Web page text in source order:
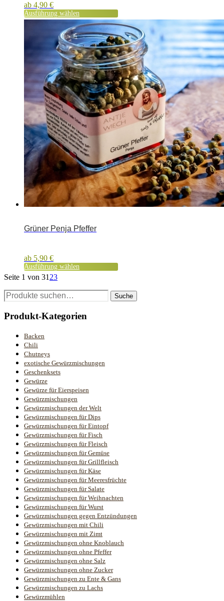
ab 4,90 €
Ausführung wählen
Grüner Penja Pfeffer
ab 5,90 €
Ausführung wählen
Seite 1 von 31 23
Suche
nach:
Suche
Produkt-Kategorien
Backen
Chili
Chutneys
exotische Gewürzmischungen
Geschenksets
Gewürze
Gewürze für Eierspeisen
Gewürzmischungen
Gewürzmischungen der Welt
Gewürzmischungen für Dips
Gewürzmischungen für Eintopf
Gewürzmischungen für Fisch
Gewürzmischungen für Fleisch
Gewürzmischungen für Gemüse
Gewürzmischungen für Grillfleisch
Gewürzmischungen für Käse
Gewürzmischungen für Meeresfrüchte
Gewürzmischungen für Salate
Gewürzmischungen für Weihnachten
Gewürzmischungen für Wurst
Gewürzmischungen gegen Entzündungen
Gewürzmischungen mit Chili
Gewürzmischungen mit Zimt
Gewürzmischungen ohne Knoblauch
Gewürzmischungen ohne Pfeffer
Gewürzmischungen ohne Salz
Gewürzmischungen ohne Zucker
Gewürzmischungen zu Ente & Gans
Gewürzmischungen zu Lachs
Gewürzmühlen